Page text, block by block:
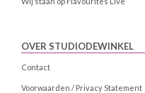
OVER STUDIODEWINKEL
Contact
Voorwaarden / Privacy Statement